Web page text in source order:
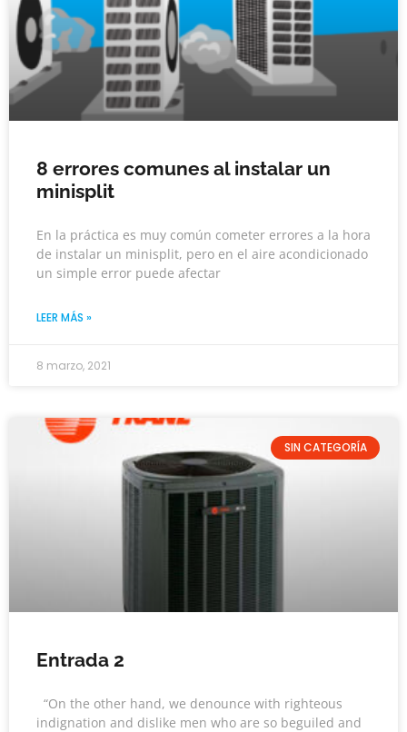
8 errores comunes al instalar un
minisplit
En la práctica es muy común cometer errores a la hora
de instalar un minisplit, pero en el aire acondicionado
un simple error puede afectar
LEER MÁS »
8 marzo, 2021
SIN CATEGORÍA
Entrada 2
“On the other hand, we denounce with righteous
indignation and dislike men who are so beguiled and